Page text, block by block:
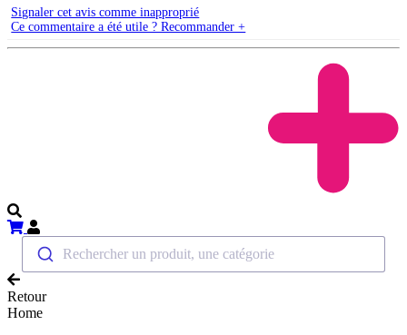
Signaler cet avis comme inapproprié
Ce commentaire a été utile ? Recommander +
Rechercher un produit, une catégorie
Retour
Home